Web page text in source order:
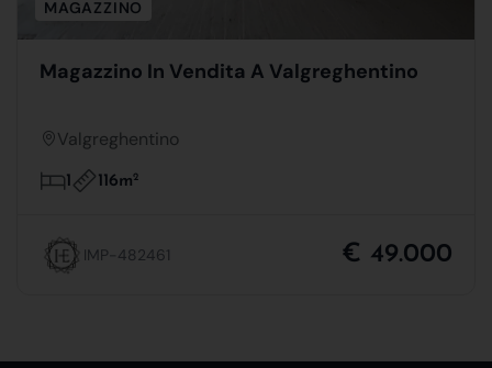
MAGAZZINO
Magazzino In Vendita A Valgreghentino
Valgreghentino
1 116m2
IMP-482461 € 49.000